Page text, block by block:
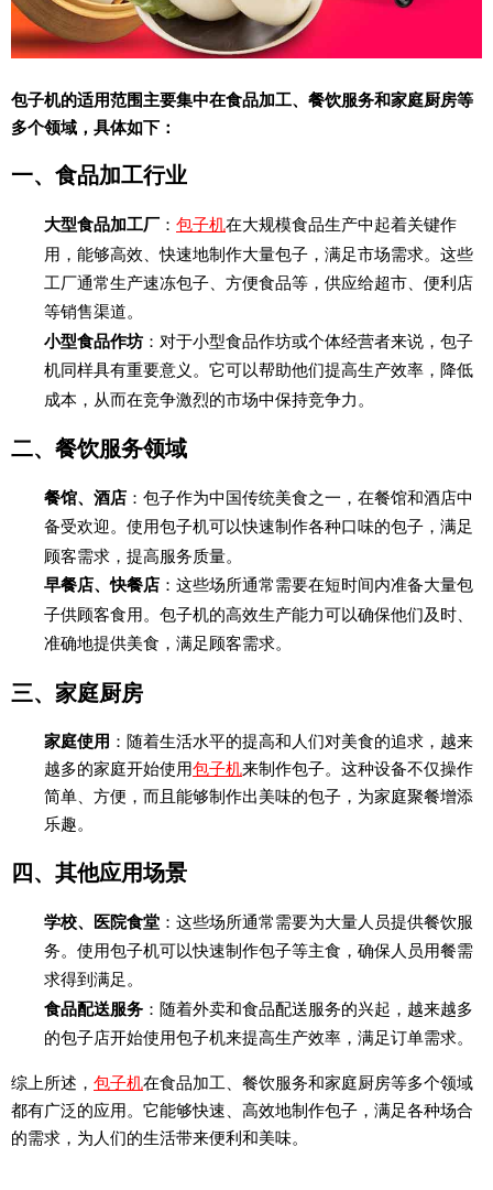
包子机的适用范围主要集中在食品加工、餐饮服务和家庭厨房等
多个领域，具体如下：
一、食品加工行业
大型食品加工厂 ： 包子机在大规模食品生产中起着关键作
用，能够高效、快速地制作大量包子，满足市场需求。这些
工厂通常生产速冻包子、方便食品等，供应给超市、便利店
等销售渠道。
小型食品作坊 ：对于小型食品作坊或个体经营者来说，包子
机同样具有重要意义。它可以帮助他们提高生产效率，降低
成本，从而在竞争激烈的市场中保持竞争力。
二、餐饮服务领域
餐馆、酒店 ：包子作为中国传统美食之一，在餐馆和酒店中
备受欢迎。使用包子机可以快速制作各种口味的包子，满足
顾客需求，提高服务质量。
早餐店、快餐店 ：这些场所通常需要在短时间内准备大量包
子供顾客食用。包子机的高效生产能力可以确保他们及时、
准确地提供美食，满足顾客需求。
三、家庭厨房
家庭使用 ：随着生活水平的提高和人们对美食的追求，越来
越多的家庭开始使用包子机来制作包子。这种设备不仅操作
简单、方便，而且能够制作出美味的包子，为家庭聚餐增添
乐趣。
四、其他应用场景
学校、医院食堂 ：这些场所通常需要为大量人员提供餐饮服
务。使用包子机可以快速制作包子等主食，确保人员用餐需
求得到满足。
食品配送服务 ：随着外卖和食品配送服务的兴起，越来越多
的包子店开始使用包子机来提高生产效率，满足订单需求。
综上所述， 包子机在食品加工、餐饮服务和家庭厨房等多个领域
都有广泛的应用。它能够快速、高效地制作包子，满足各种场合
的需求，为人们的生活带来便利和美味。